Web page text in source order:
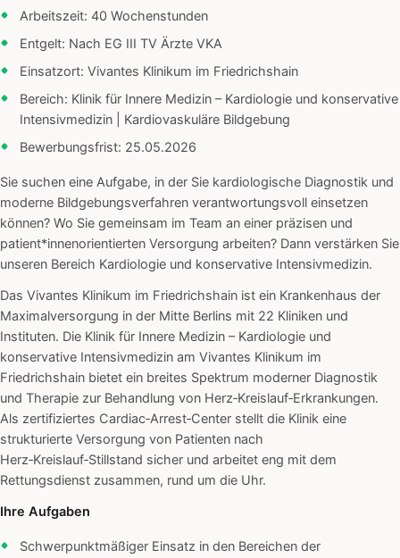
Arbeitszeit: 40 Wochenstunden
Entgelt: Nach EG III TV Ärzte VKA
Einsatzort: Vivantes Klinikum im Friedrichshain
Bereich: Klinik für Innere Medizin – Kardiologie und konservative
Intensivmedizin | Kardiovaskuläre Bildgebung
Bewerbungsfrist: 25.05.2026
Sie suchen eine Aufgabe, in der Sie kardiologische Diagnostik und
moderne Bildgebungsverfahren verantwortungsvoll einsetzen
können? Wo Sie gemeinsam im Team an einer präzisen und
patient*innenorientierten Versorgung arbeiten? Dann verstärken Sie
unseren Bereich Kardiologie und konservative Intensivmedizin.
Das Vivantes Klinikum im Friedrichshain ist ein Krankenhaus der
Maximalversorgung in der Mitte Berlins mit 22 Kliniken und
Instituten. Die Klinik für Innere Medizin – Kardiologie und
konservative Intensivmedizin am Vivantes Klinikum im
Friedrichshain bietet ein breites Spektrum moderner Diagnostik
und Therapie zur Behandlung von Herz‑Kreislauf‑Erkrankungen.
Als zertifiziertes Cardiac‑Arrest‑Center stellt die Klinik eine
strukturierte Versorgung von Patienten nach
Herz‑Kreislauf‑Stillstand sicher und arbeitet eng mit dem
Rettungsdienst zusammen, rund um die Uhr.
Ihre Aufgaben
Schwerpunktmäßiger Einsatz in den Bereichen der